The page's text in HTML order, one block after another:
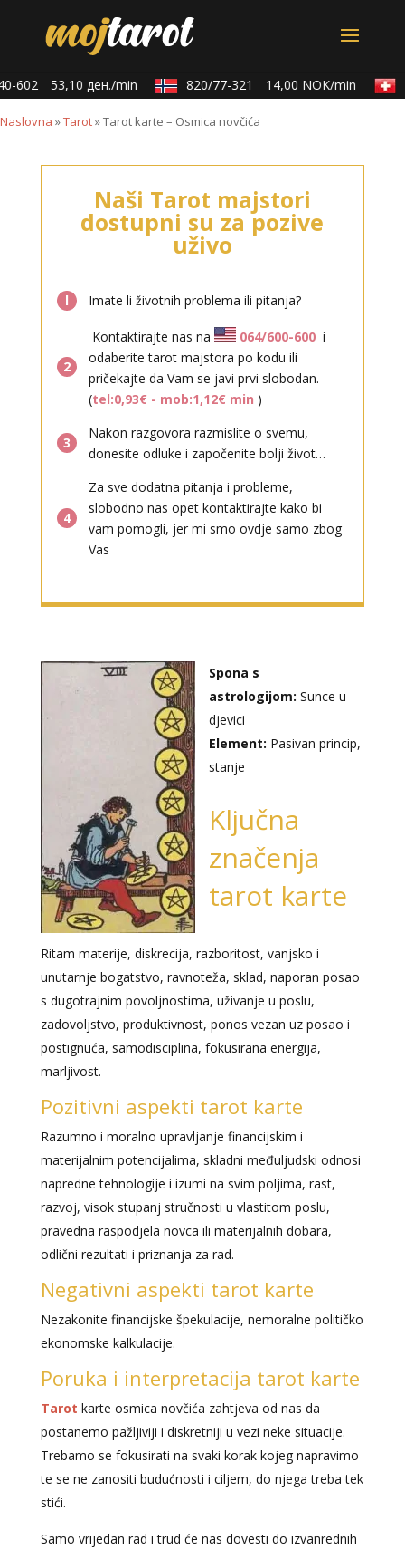
602 53,10 ден./min 820/77-321 14,00 NOK/min
Naslovna »Tarot»Tarot karte – Osmica novčića
Naši Tarot majstori
dostupni su za pozive
uživo
l Imate li životnih problema ili pitanja?
2
Kontaktirajte nas na 064/600-600 i
odaberite tarot majstora po kodu ili
pričekajte da Vam se javi prvi slobodan.
(tel:0,93€ - mob:1,12€ min )
3
Nakon razgovora razmislite o svemu,
donesite odluke i započenite bolji život…
4
Za sve dodatna pitanja i probleme,
slobodno nas opet kontaktirajte kako bi
vam pomogli, jer mi smo ovdje samo zbog
Vas
Spona s
astrologijom: Sunce u
djevici
Element: Pasivan princip,
stanje
Ključna
značenja
tarot karte
Ritam materije, diskrecija, razboritost, vanjsko i
unutarnje bogatstvo, ravnoteža, sklad, naporan posao
s dugotrajnim povoljnostima, uživanje u poslu,
zadovoljstvo, produktivnost, ponos vezan uz posao i
postignuća, samodisciplina, fokusirana energija,
marljivost.
Pozitivni aspekti tarot karte
Razumno i moralno upravljanje financijskim i
materijalnim potencijalima, skladni međuljudski odnosi
napredne tehnologije i izumi na svim poljima, rast,
razvoj, visok stupanj stručnosti u vlastitom poslu,
pravedna raspodjela novca ili materijalnih dobara,
odlični rezultati i priznanja za rad.
Negativni aspekti tarot karte
Nezakonite financijske špekulacije, nemoralne političko
ekonomske kalkulacije.
Poruka i interpretacija tarot karte
Tarot karte osmica novčića zahtjeva od nas da
postanemo pažljiviji i diskretniji u vezi neke situacije.
Trebamo se fokusirati na svaki korak kojeg napravimo
te se ne zanositi budućnosti i ciljem, do njega treba tek
stići.
Samo vrijedan rad i trud će nas dovesti do izvanrednih